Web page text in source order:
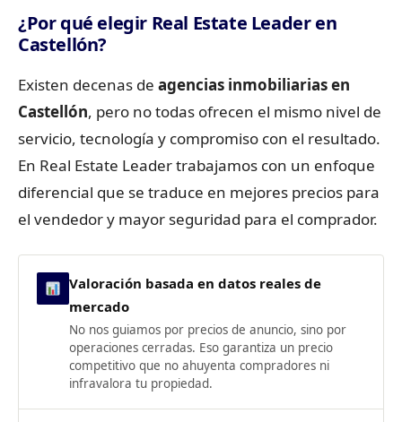
¿Por qué elegir Real Estate Leader en
Castellón?
Existen decenas de agencias inmobiliarias en
Castellón, pero no todas ofrecen el mismo nivel de
servicio, tecnología y compromiso con el resultado.
En Real Estate Leader trabajamos con un enfoque
diferencial que se traduce en mejores precios para
el vendedor y mayor seguridad para el comprador.
Valoración basada en datos reales de
mercado
No nos guiamos por precios de anuncio, sino por
operaciones cerradas. Eso garantiza un precio
competitivo que no ahuyenta compradores ni
infravalora tu propiedad.